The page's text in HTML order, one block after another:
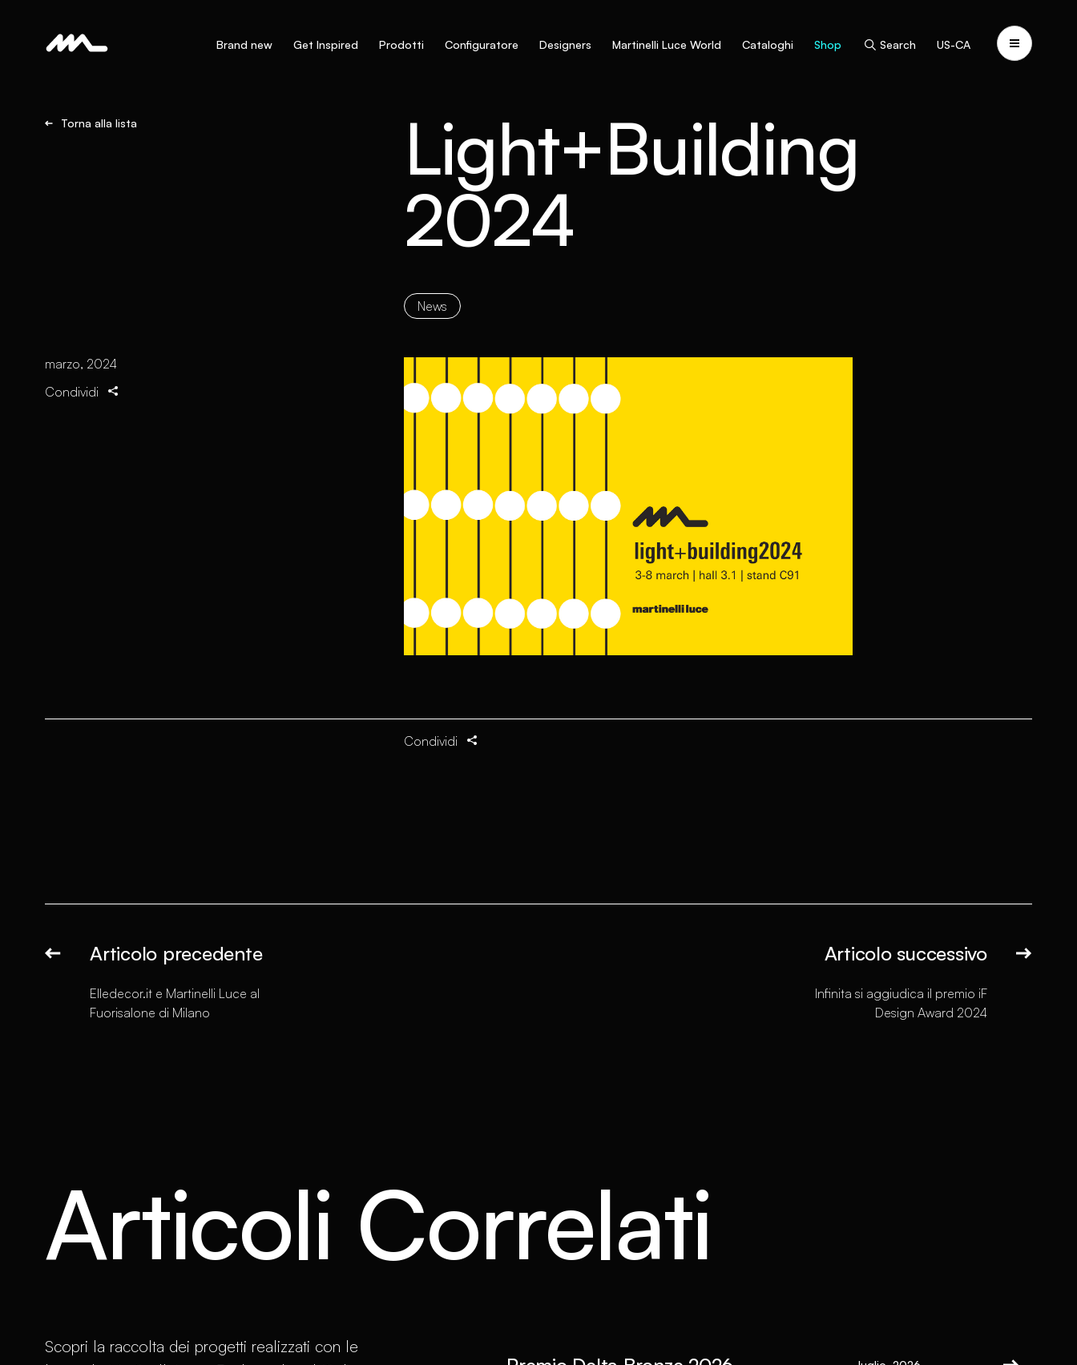
Brand new Get Inspired Prodotti Configuratore Designers Martinelli Luce World Cataloghi Shop Search US-CA
Torna alla lista Light+Building
2024
News
marzo, 2024
Condividi
Condividi
Articolo precedente
Elledecor.it e Martinelli Luce al
Fuorisalone di Milano
Articolo successivo
Infinita si aggiudica il premio iF
Design Award 2024
Articoli Correlati
Scopri la raccolta dei progetti realizzati con le